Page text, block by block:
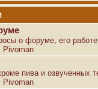
о форуме, его
Pivoman
пива и озвученных
Pivoman